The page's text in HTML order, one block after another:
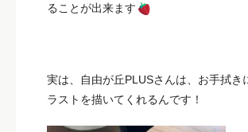
ることが出来ます
実は、自由が丘PLUSさんは、お手拭き
ラストを描いてくれるんです！